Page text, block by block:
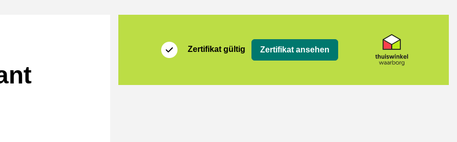
Zertifikat gültig Zertifikat ansehen